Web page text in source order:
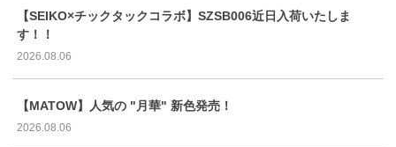
【SEIKO×チックタックコラボ】SZSB006近日入荷いたしま
す！！
2026.08.06
【MATOW】人気の "月華" 新色発売！
2026.08.06